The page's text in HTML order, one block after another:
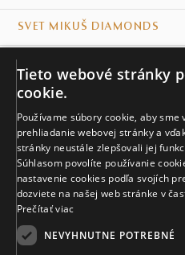
SVET MIKUŠ DIAMONDS
KONTAKT
Naše klenotníctva
Sídlo spoločnosti
Tieto webové stránky
cookie.
Používame súbory cookie, aby
prehliadanie webovej stránky a
stránky neustále zlepšovali jej
Súhlasom povolíte používanie
nastavenie cookies podľa svojích
dozviete na našej web stránke v
Prečítať viac
NEVYHNUTNE POTREBNÉ